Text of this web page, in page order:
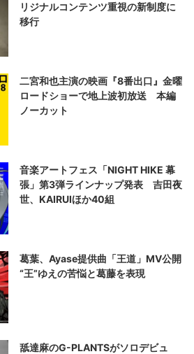
リジナルコンテンツ重視の新制度に
移行
二宮和也主演の映画『8番出口』金曜
ロードショーで地上波初放送 本編
ノーカット
音楽アートフェス「NIGHT HIKE 幕
張」第3弾ラインナップ発表 吉田夜
世、KAIRUIほか40組
葛葉、Ayase提供曲「王道」MV公開
“王”ゆえの苦悩と葛藤を表現
舐達麻のG-PLANTSがソロデビュ